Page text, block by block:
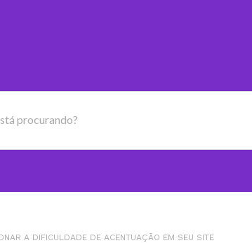
procurando?
A DIFICULDADE DE ACENTUAÇÃO EM SEU SITE